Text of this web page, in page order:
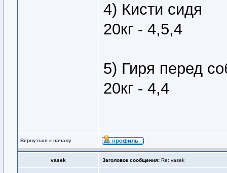
4) Кисти сидя
20кг - 4,5,4
5) Гиря перед
20кг - 4,4
Вернуться к началу
vasek Заголовок сообщения: Re: vasek